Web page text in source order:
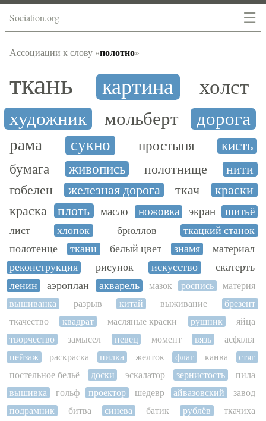
☰
Sociation.org
Ассоциации к слову «полотно»
ткань картина холст
художник мольберт дорога
рама сукно простыня
кисть
бумага
живопись полотнище
нити
гобелен
железная дорога ткач
краски
краска
плоть масло ножовка экран шитьё
лист хлопок брюллов
ткацкий станок
полотенце
ткани белый цвет знамя
материал
реконструкция
рисунок искусство
скатерть
ленин
аэроплан акварель мазок роспись
материя
вышиванка
разрыв китай выживание
брезент
ткачество
квадрат масляные краски рушник
яйца
творчество
замысел певец момент вязь
асфальт
пейзаж
раскраска пилка желток флаг канва
стяг
постельное бельё
доски эскалатор зернистость
пила
вышивка
гольф проектор шедевр айвазовский
завод
подрамник
битва синева батик рублёв
ткачиха